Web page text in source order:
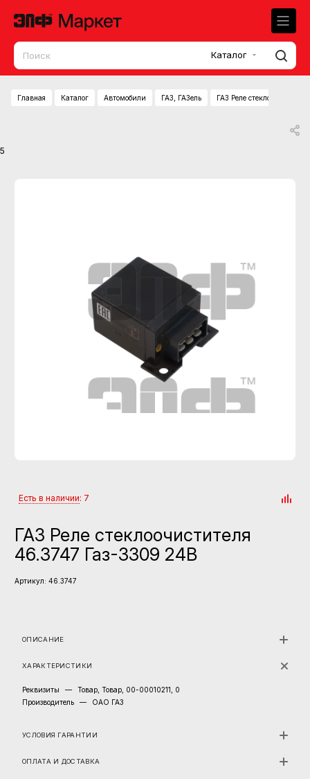
Каталог
Главная Каталог Автомобили ГАЗ, ГАЗель ГАЗ Реле
5
Есть в наличии: 7
ГАЗ Реле стеклоочистителя
46.3747 Газ-3309 24В
Артикул: 46.3747
ОПИСАНИЕ
ХАРАКТЕРИСТИКИ
Реквизиты —
Товар, Товар, 00-00010211, 0
Производитель
— ОАО ГАЗ
УСЛОВИЯ ГАРАНТИИ
ОПЛАТА И ДОСТАВКА